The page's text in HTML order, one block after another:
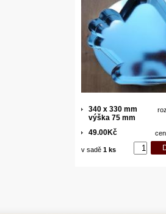
340 x 330 mm
výška 75 mm
49.00Kč
v sadě 1 ks